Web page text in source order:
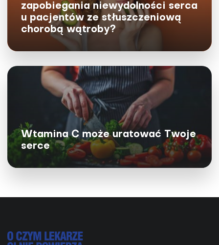
Serce to jeden z najbardziej zapracowanych organów
w naszym ciele. Powinniśmy je zatem otaczać
szczególną troską, bo wszelkie zaburzenia jego...
zawałem włącznie
zapobiegania niewydolności serca
u pacjentów ze stłuszczeniową
chorobą wątroby?
Wtamina C może uratować Twoje
serce